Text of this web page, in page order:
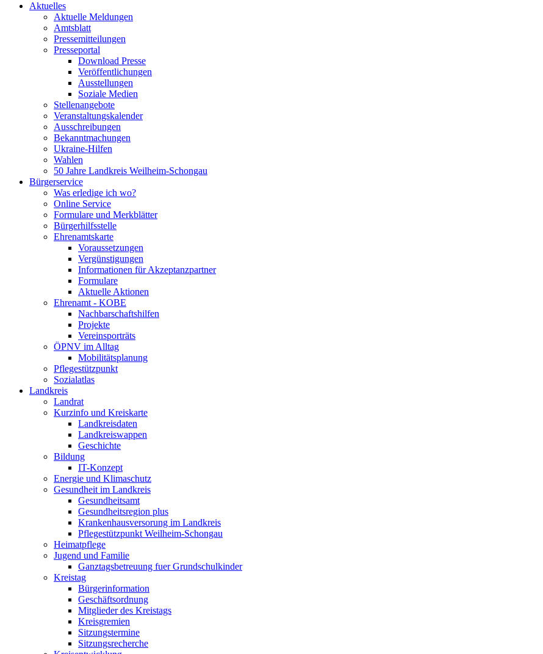
Aktuelles
Aktuelle Meldungen
Amtsblatt
Pressemitteilungen
Presseportal
Download Presse
Veröffentlichungen
Ausstellungen
Soziale Medien
Stellenangebote
Veranstaltungskalender
Ausschreibungen
Bekanntmachungen
Ukraine-Hilfen
Wahlen
50 Jahre Landkreis Weilheim-Schongau
Bürgerservice
Was erledige ich wo?
Online Service
Formulare und Merkblätter
Bürgerhilfsstelle
Ehrenamtskarte
Voraussetzungen
Vergünstigungen
Informationen für Akzeptanzpartner
Formulare
Aktuelle Aktionen
Ehrenamt - KOBE
Nachbarschaftshilfen
Projekte
Vereinsporträts
ÖPNV im Alltag
Mobilitätsplanung
Pflegestützpunkt
Sozialatlas
Landkreis
Landrat
Kurzinfo und Kreiskarte
Landkreisdaten
Landkreiswappen
Geschichte
Bildung
IT-Konzept
Energie und Klimaschutz
Gesundheit im Landkreis
Gesundheitsamt
Gesundheitsregion plus
Krankenhausversorung im Landkreis
Pflegestützpunkt Weilheim-Schongau
Heimatpflege
Jugend und Familie
Ganztagsbetreuung fuer Grundschulkinder
Kreistag
Bürgerinformation
Geschäftsordnung
Mitglieder des Kreistags
Kreisgremien
Sitzungstermine
Sitzungsrecherche